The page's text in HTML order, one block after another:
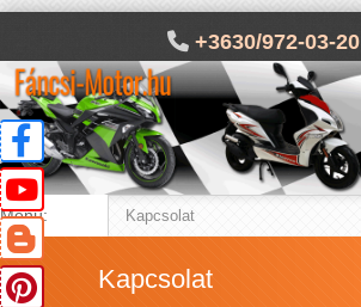
+3630/972-03-20
Menü:
Kapcsolat